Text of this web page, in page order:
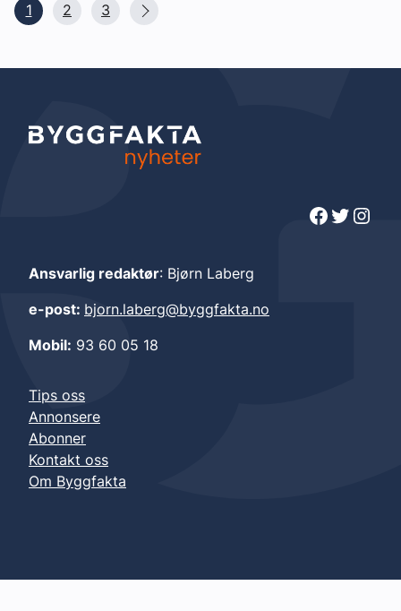
1 2 3
Facebook Twitter Instagram
Ansvarlig redaktør: Bjørn Laberg
e-post: bjorn.laberg@byggfakta.no
Mobil: 93 60 05 18
Tips oss
Annonsere
Abonner
Kontakt oss
Om Byggfakta